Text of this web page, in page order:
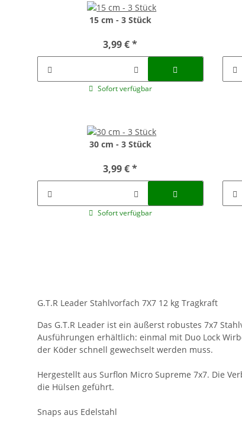
15 cm - 3 Stück
3,99 €*
Sofort verfügbar
30 cm - 3 Stück
3,99 €*
Sofort verfügbar
G.T.R Leader Stahlvorfach 7X7 12 kg Tragkraft
Das G.T.R Leader ist ein äußerst robustes 7x7
Ausführungen erhältlich: einmal mit Duo Lock
der Köder schnell gewechselt werden muss.
Hergestellt aus Surflon Micro Supreme 7x7. Die
die Hülsen geführt.
Snaps aus Edelstahl